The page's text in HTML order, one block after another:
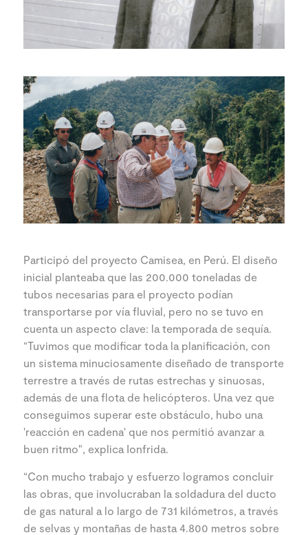
Participó del proyecto Camisea, en Perú. El diseño
inicial planteaba que las 200.000 toneladas de
tubos necesarias para el proyecto podían
transportarse por vía fluvial, pero no se tuvo en
cuenta un aspecto clave: la temporada de sequía.
“Tuvimos que modificar toda la planificación, con
un sistema minuciosamente diseñado de transporte
terrestre a través de rutas estrechas y sinuosas,
además de una flota de helicópteros. Una vez que
conseguimos superar este obstáculo, hubo una
'reacción en cadena' que nos permitió avanzar a
buen ritmo", explica Ionfrida.
“Con mucho trabajo y esfuerzo logramos concluir
las obras, que involucraban la soldadura del ducto
de gas natural a lo largo de 731 kilómetros, a través
de selvas y montañas de hasta 4.800 metros sobre